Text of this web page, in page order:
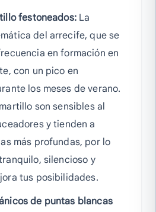
festoneados:La
del arrecife, que se
en formación en
con un pico en
los meses de verano.
son sensibles al
y tienden a
más profundas, por lo
silencioso y
tus posibilidades.
de puntas blancas